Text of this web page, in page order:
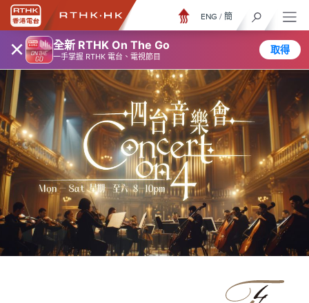
× 全新 RTHK On The Go
一手掌握 RTHK 電台、電視節目
取得
ENG / 簡